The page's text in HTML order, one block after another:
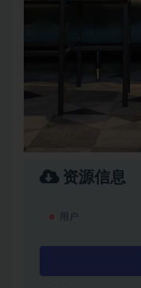
资源信息
用户